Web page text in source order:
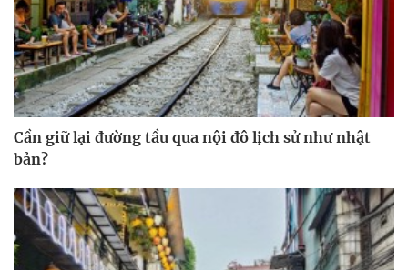
Cần giữ lại đường tầu qua nội đô lịch sử như nhật
bản?